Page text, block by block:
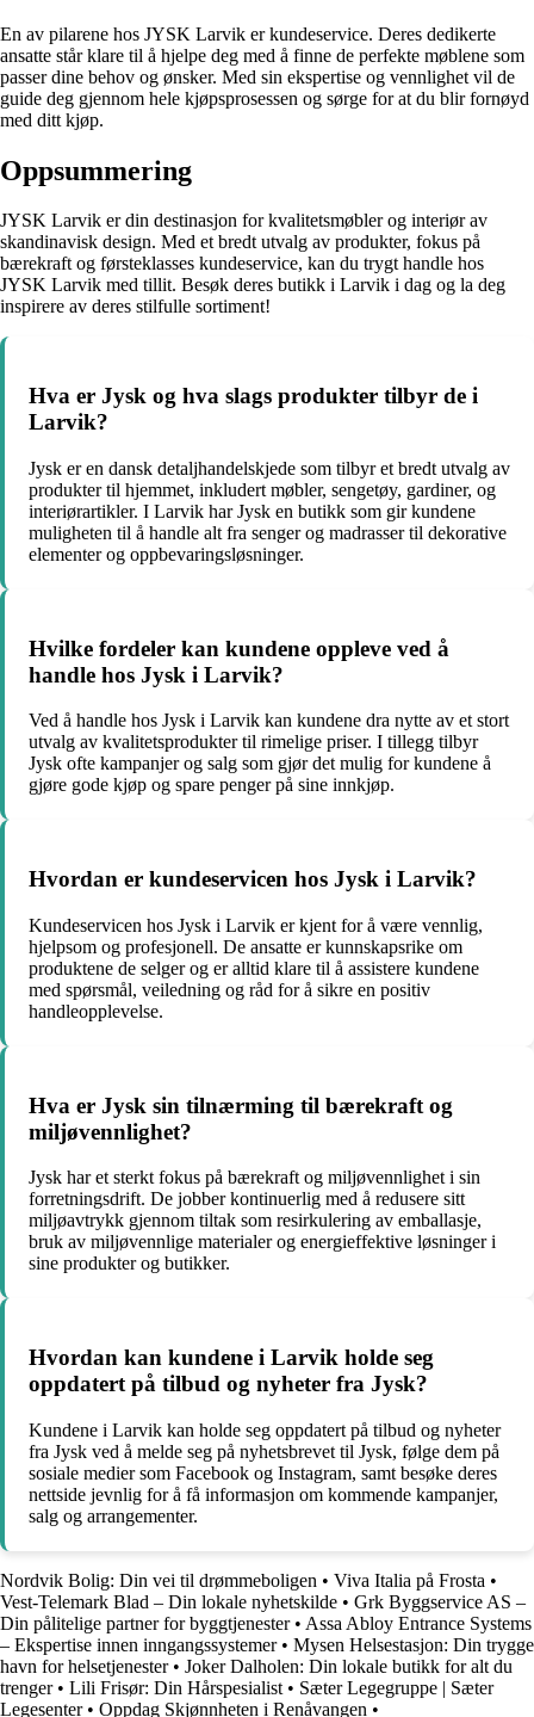
En av pilarene hos JYSK Larvik er kundeservice. Deres dedikerte
ansatte står klare til å hjelpe deg med å finne de perfekte møblene som
passer dine behov og ønsker. Med sin ekspertise og vennlighet vil de
guide deg gjennom hele kjøpsprosessen og sørge for at du blir fornøyd
med ditt kjøp.
Oppsummering
JYSK Larvik er din destinasjon for kvalitetsmøbler og interiør av
skandinavisk design. Med et bredt utvalg av produkter, fokus på
bærekraft og førsteklasses kundeservice, kan du trygt handle hos
JYSK Larvik med tillit. Besøk deres butikk i Larvik i dag og la deg
inspirere av deres stilfulle sortiment!
Hva er Jysk og hva slags produkter tilbyr de i
Larvik?
Jysk er en dansk detaljhandelskjede som tilbyr et bredt utvalg av
produkter til hjemmet, inkludert møbler, sengetøy, gardiner, og
interiørartikler. I Larvik har Jysk en butikk som gir kundene
muligheten til å handle alt fra senger og madrasser til dekorative
elementer og oppbevaringsløsninger.
Hvilke fordeler kan kundene oppleve ved å
handle hos Jysk i Larvik?
Ved å handle hos Jysk i Larvik kan kundene dra nytte av et stort
utvalg av kvalitetsprodukter til rimelige priser. I tillegg tilbyr
Jysk ofte kampanjer og salg som gjør det mulig for kundene å
gjøre gode kjøp og spare penger på sine innkjøp.
Hvordan er kundeservicen hos Jysk i Larvik?
Kundeservicen hos Jysk i Larvik er kjent for å være vennlig,
hjelpsom og profesjonell. De ansatte er kunnskapsrike om
produktene de selger og er alltid klare til å assistere kundene
med spørsmål, veiledning og råd for å sikre en positiv
handleopplevelse.
Hva er Jysk sin tilnærming til bærekraft og
miljøvennlighet?
Jysk har et sterkt fokus på bærekraft og miljøvennlighet i sin
forretningsdrift. De jobber kontinuerlig med å redusere sitt
miljøavtrykk gjennom tiltak som resirkulering av emballasje,
bruk av miljøvennlige materialer og energieffektive løsninger i
sine produkter og butikker.
Hvordan kan kundene i Larvik holde seg
oppdatert på tilbud og nyheter fra Jysk?
Kundene i Larvik kan holde seg oppdatert på tilbud og nyheter
fra Jysk ved å melde seg på nyhetsbrevet til Jysk, følge dem på
sosiale medier som Facebook og Instagram, samt besøke deres
nettside jevnlig for å få informasjon om kommende kampanjer,
salg og arrangementer.
Nordvik Bolig: Din vei til drømmeboligen • Viva Italia på Frosta •
Vest-Telemark Blad – Din lokale nyhetskilde • Grk Byggservice AS –
Din pålitelige partner for byggtjenester• Assa Abloy Entrance Systems
– Ekspertise innen inngangssystemer• Mysen Helsestasjon: Din trygge
havn for helsetjenester• Joker Dalholen: Din lokale butikk for alt du
trenger• Lili Frisør: Din Hårspesialist • Sæter Legegruppe | Sæter
Legesenter• Oppdag Skjønnheten i Renåvangen •